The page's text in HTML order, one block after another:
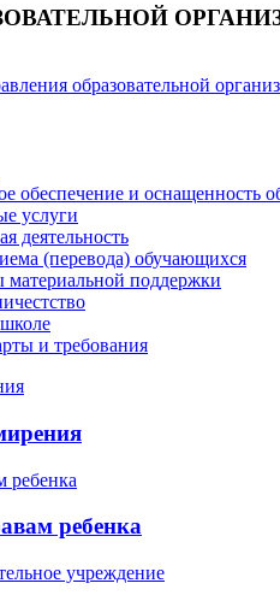
образовательной
обеспечение и оснащенность
услуги
деятельность
(перевода) обучающихся
поддержки
и требования
ребенка